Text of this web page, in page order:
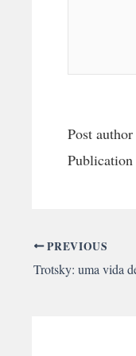
Post author
PREVIOUS